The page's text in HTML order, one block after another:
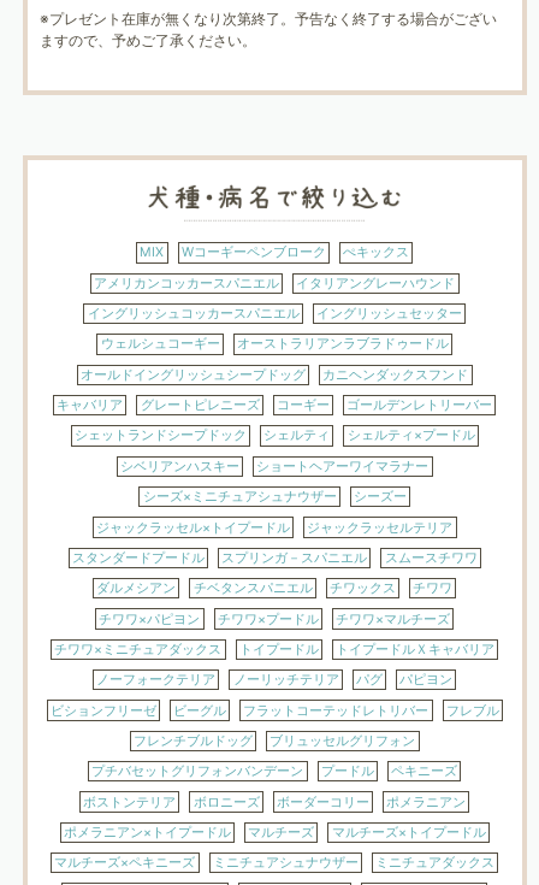
※プレゼント在庫が無くなり次第終了。予告なく終了する場合がござい
ますので、予めご了承ください。
MIX Wコーギーペンブローク
ぺキックス
アメリカンコッカースパニエル
イタリアングレーハウンド
イングリッシュコッカースパニエル
イングリッシュセッター
ウェルシュコーギー
オーストラリアンラブラドゥードル
オールドイングリッシュシープドッグ
カニヘンダックスフンド
キャバリア
グレートピレニーズ コーギー
ゴールデンレトリーバー
シェットランドシープドック
シェルティ
シェルティ×プードル
シベリアンハスキー
ショートヘアーワイマラナー
シーズ×ミニチュアシュナウザー
シーズー
ジャックラッセル×トイプードル
ジャックラッセルテリア
スタンダードプードル
スプリンガ－スパニエル
スムースチワワ
ダルメシアン
チベタンスパニエル チワックス
チワワ
チワワ×パピヨン
チワワ×プードル
チワワ×マルチーズ
チワワ×ミニチュアダックス
トイプードル
トイプードルＸキャバリア
ノーフォークテリア
ノーリッチテリア パグ
パピヨン
ビションフリーゼ
ビーグル フラットコーテッドレトリバー
フレブル
フレンチブルドッグ
ブリュッセルグリフォン
プチバセットグリフォンバンデーン
プードル
ペキニーズ
ボストンテリア
ボロニーズ ボーダーコリー
ポメラニアン
ポメラニアン×トイプードル
マルチーズ
マルチーズ×トイプードル
マルチーズ×ペキニーズ
ミニチュアシュナウザー ミニチュアダックス